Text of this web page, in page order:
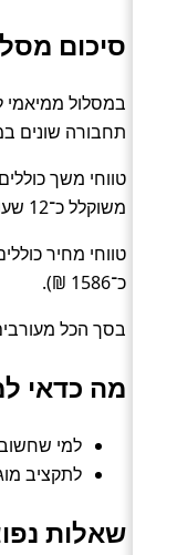
סיכום
תחבורה שונים במהלך 365
משוקלל כ־12 שעות).
כ־1586 ₪).
בסך הכל מעורבים 7 מפעילים ו־3 תחנות
מה כדאי
למי שחשוב
לתקציב מוגבל –
שאלות